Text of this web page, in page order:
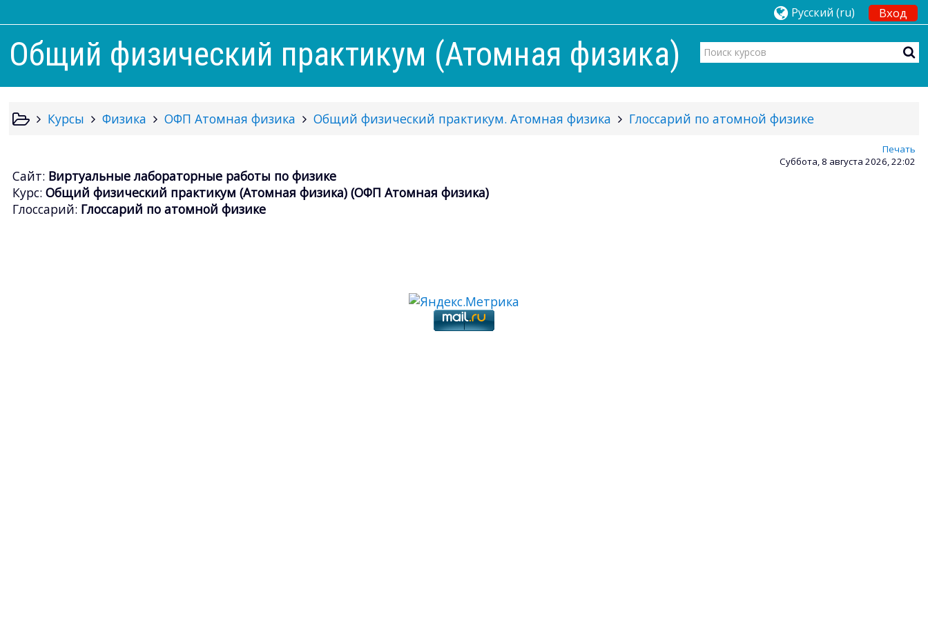
Вход
Русский ‎(ru)‎
Общий физический практикум (Атомная физика)
Курсы Физика ОФП Атомная физика Общий физический практикум. Атомная физика Глоссарий по атомной физике
Печать
Суббота, 8 августа 2026, 22:02
Сайт: Виртуальные лабораторные работы по физике
Курс:Общий физический практикум (Атомная физика) (ОФП Атомная физика)
Глоссарий: Глоссарий по атомной физике